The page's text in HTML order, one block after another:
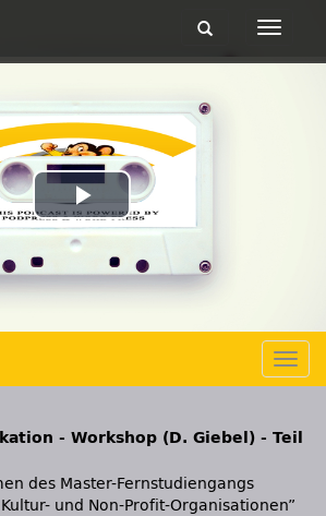
Toggle
Toggle
Play
Video
- Workshop (D. Giebel) - Teil
des Master-Fernstudiengangs
und Non-Profit-Organisationen”